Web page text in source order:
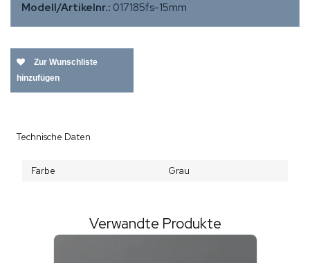
Modell/Artikelnr.: 017185fs-15mm
Zur Wunschliste
hinzufügen
Technische Daten
Farbe Grau
Verwandte Produkte